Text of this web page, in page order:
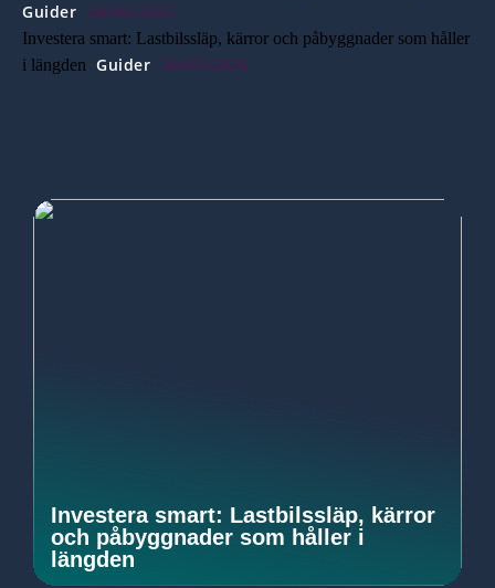
Guider 24/06/2025
Investera smart: Lastbilssläp, kärror och påbyggnader som håller
i längden Guider 30/05/2025
Investera smart: Lastbilssläp, kärror
och påbyggnader som håller i
längden